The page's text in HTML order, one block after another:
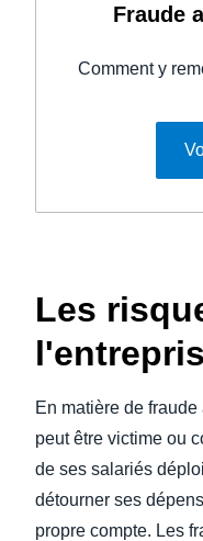
Fraude
Comment y
Les
En matière de
peut être victime ou
de ses salariés
détourner ses
propre compte. Les